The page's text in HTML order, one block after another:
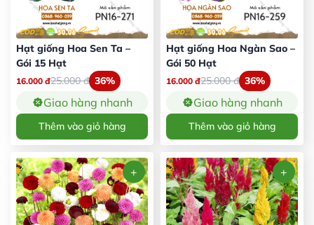
Hạt giống Hoa Sen Ta –
Gói 15 Hạt
16.000 đ25.000đ 36%
Giao hàng nhanh
Thêm vào giỏ hàng
Hạt giống Hoa Ngàn Sao –
Gói 50 Hạt
16.000 đ25.000đ 36%
Giao hàng nhanh
Thêm vào giỏ hàng